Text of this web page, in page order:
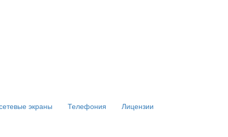
экраны Телефония Лицензии